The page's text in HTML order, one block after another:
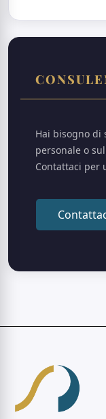
Hai bisogno di
personale o
Contattaci per